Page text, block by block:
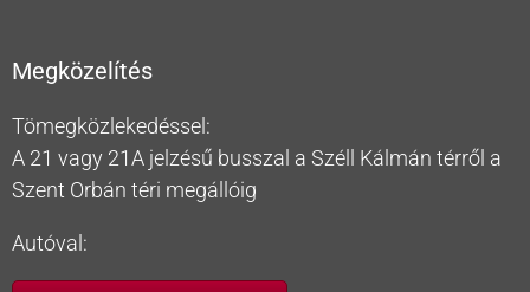
Megközelítés
Tömegközlekedéssel:
A 21 vagy 21A jelzésű busszal a Széll Kálmán térről a
Szent Orbán téri megállóig
Autóval: